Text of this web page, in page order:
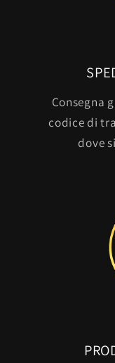
Consegna
codice di
dove